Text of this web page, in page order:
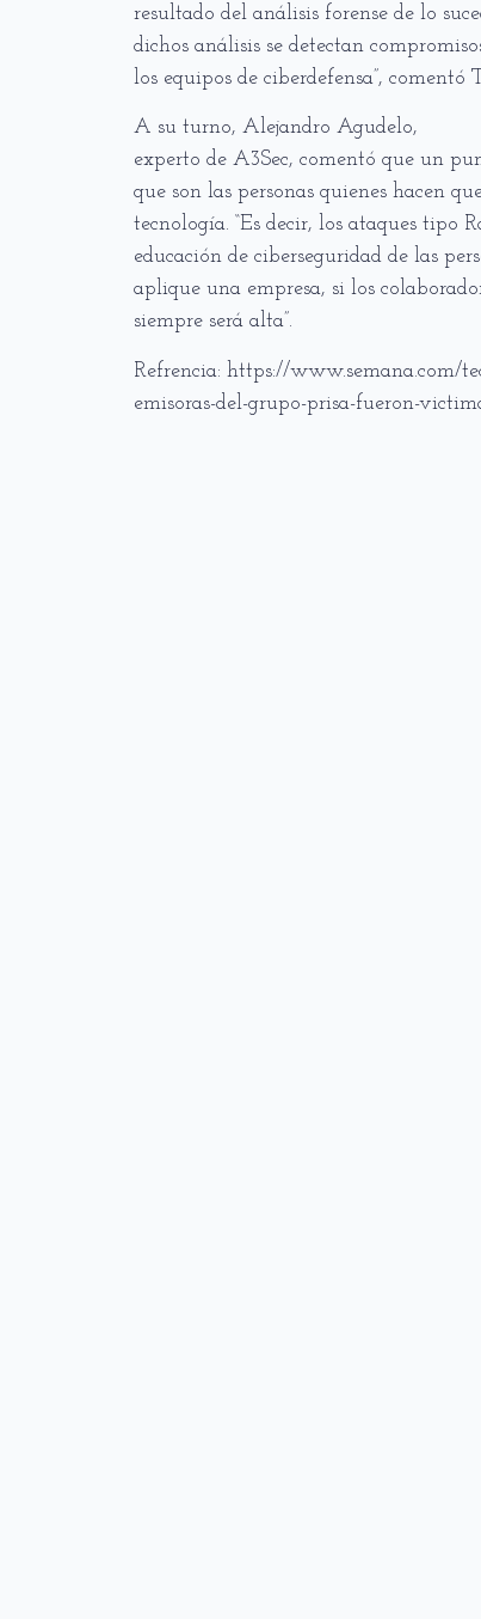
resultado del análisis forense de lo
dichos análisis se detectan
los equipos de ciberdefensa”, comentó
A su turno, Alejandro Agudelo,
experto de A3Sec, comentó que un
que son las personas quienes hacen
tecnología. “Es decir, los ataques tipo
educación de ciberseguridad de las
aplique una empresa, si los
siempre será alta”.
Refrencia: https://www.semana.com/
emisoras-del-grupo-prisa-fueron-